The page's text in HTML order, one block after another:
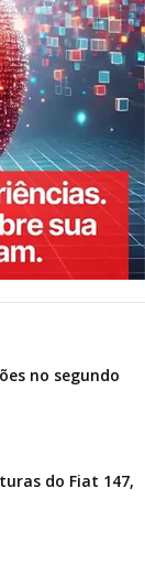
no segundo
do Fiat 147,